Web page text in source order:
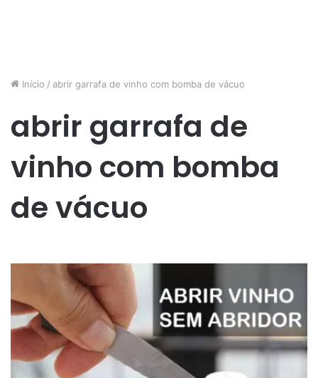
Início / abrir garrafa de vinho com bomba de vácuo
abrir garrafa de
vinho com bomba
de vácuo